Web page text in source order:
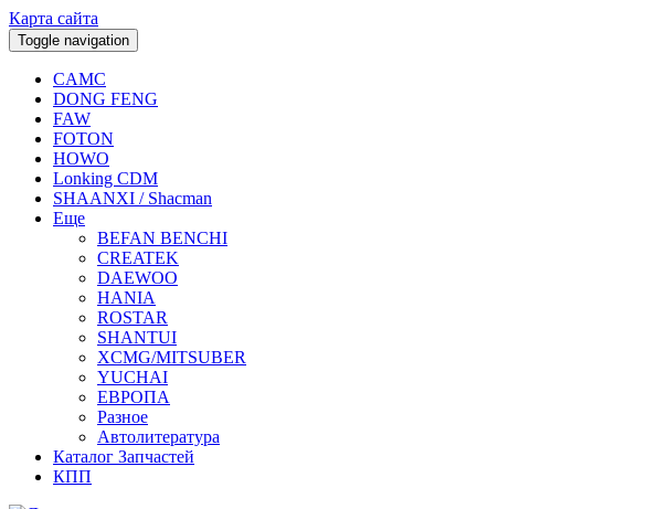
Карта сайта
Toggle navigation
CAMC
DONG FENG
FAW
FOTON
HOWO
Lonking CDM
SHAANXI / Shacman
Еще
BEFAN BENCHI
CREATEK
DAEWOO
HANIA
ROSTAR
SHANTUI
XCMG/MITSUBER
YUCHAI
ЕВРОПА
Разное
Aвтолитература
Каталог Запчастей
КПП